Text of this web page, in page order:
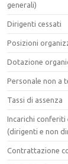
generali)
Dirigenti cessati
Posizioni
Dotazione
Personale non a
Tassi di assenza
Incarichi
(dirigenti e non
Contrattazione